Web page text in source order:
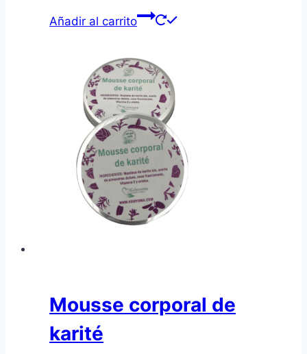
Añadir al carrito
Mousse corporal de
karité